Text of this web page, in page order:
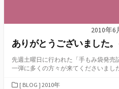
2010年6
ありがとうございました
先週土曜日に行われた「手もみ袋発
一弾に多くの方々が来てくださいまし
カ[ BLOG ] 2010年